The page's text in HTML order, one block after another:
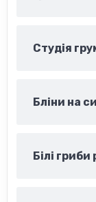
Студія
Бліни на
Білі